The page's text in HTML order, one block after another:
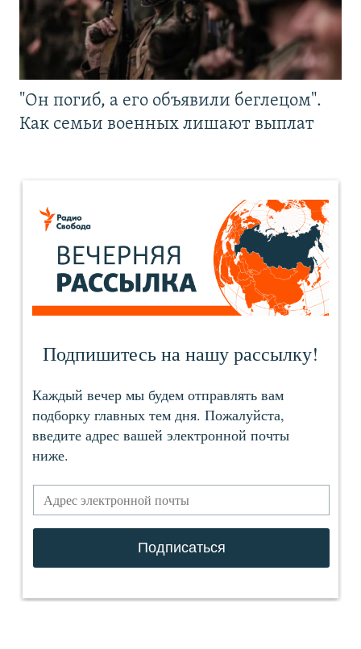
"Он погиб, а его объявили беглецом".
Как семьи военных лишают выплат